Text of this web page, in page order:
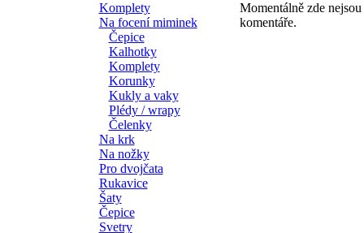
Komplety
Na focení miminek
Čepice
Kalhotky
Komplety
Korunky
Kukly a vaky
Plédy / wrapy
Čelenky
Na krk
Na nožky
Pro dvojčata
Rukavice
Šaty
Čepice
Svetry
Momentálně zde nejsou
komentáře.